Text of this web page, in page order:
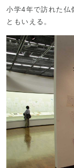
小学4年で訪れた仏
ともいえる。